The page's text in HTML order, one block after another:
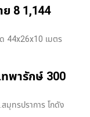
8 1,144
44x26x10 เมตร
ทพารักษ์ 300
มุทรปราการ โกดัง